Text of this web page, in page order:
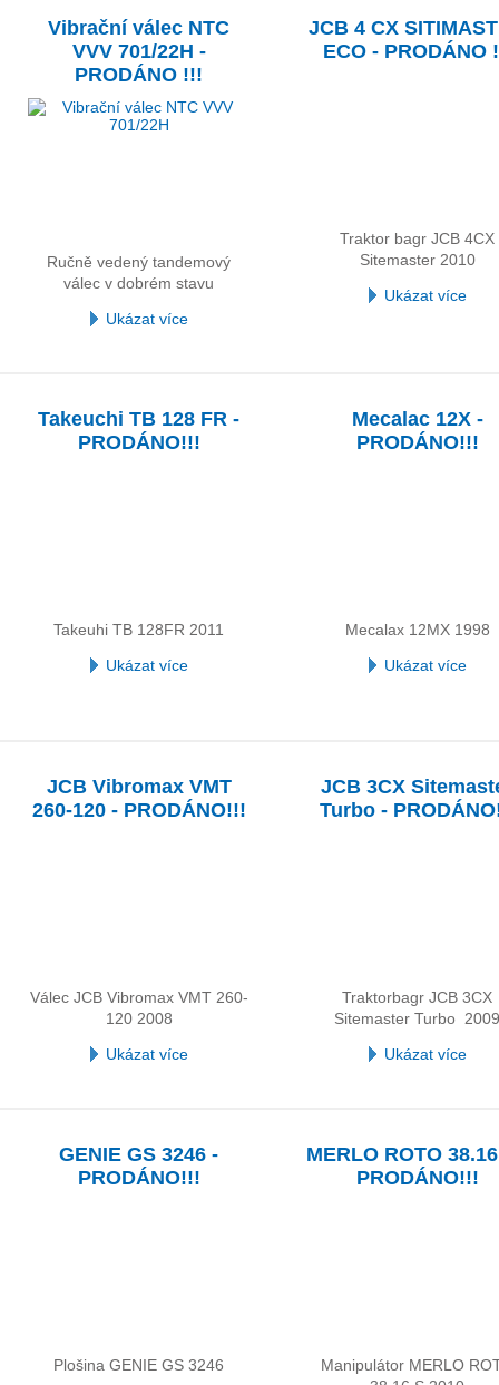
Vibrační válec NTC
VVV 701/22H -
PRODÁNO !!!
Ručně vedený tandemový
válec v dobrém stavu
Ukázat více
JCB 4 CX
ECO - PRODÁNO
Traktor bagr JCB 4CX
Sitemaster 2010
Ukázat více
Takeuchi TB 128 FR -
PRODÁNO!!!
Takeuhi TB 128FR 2011
Ukázat více
Mecalac 12X -
PRODÁNO!!!
Mecalax 12MX 1998
Ukázat více
JCB Vibromax VMT
260-120 - PRODÁNO!!!
Válec JCB Vibromax VMT 260-
120 2008
Ukázat více
JCB 3CX
Turbo -
Traktorbagr JCB 3CX
Sitemaster Turbo
Ukázat více
GENIE GS 3246 -
PRODÁNO!!!
Plošina GENIE GS 3246
MERLO ROTO
PRODÁNO!!!
Manipulátor MERLO